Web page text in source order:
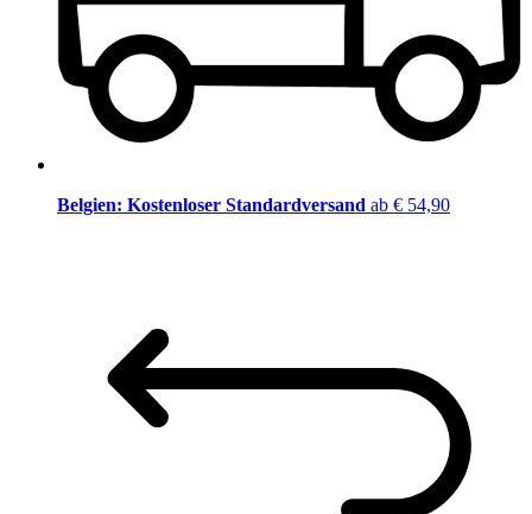
Belgien: Kostenloser Standardversand ab € 54,90